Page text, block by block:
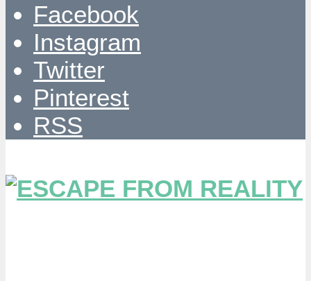
Facebook
Instagram
Twitter
Pinterest
RSS